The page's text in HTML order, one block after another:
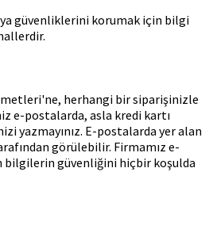
güvenliklerini korumak için bilgi
herhangi bir siparişinizle
e-postalarda, asla kredi kartı
yazmayınız. E-postalarda yer alan
görülebilir. Firmamız e-
bilgilerin güvenliğini hiçbir koşulda